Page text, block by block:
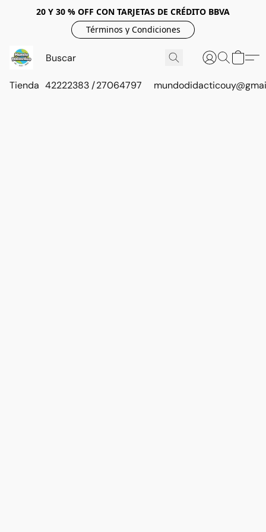
20 Y 30 % OFF CON TARJETAS DE CRÉDITO BBVA
Términos y Condiciones
Tienda 42222383 / 27064797